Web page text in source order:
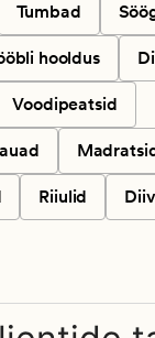
Tumbad
hooldus
Voodipeatsid
Riiulid